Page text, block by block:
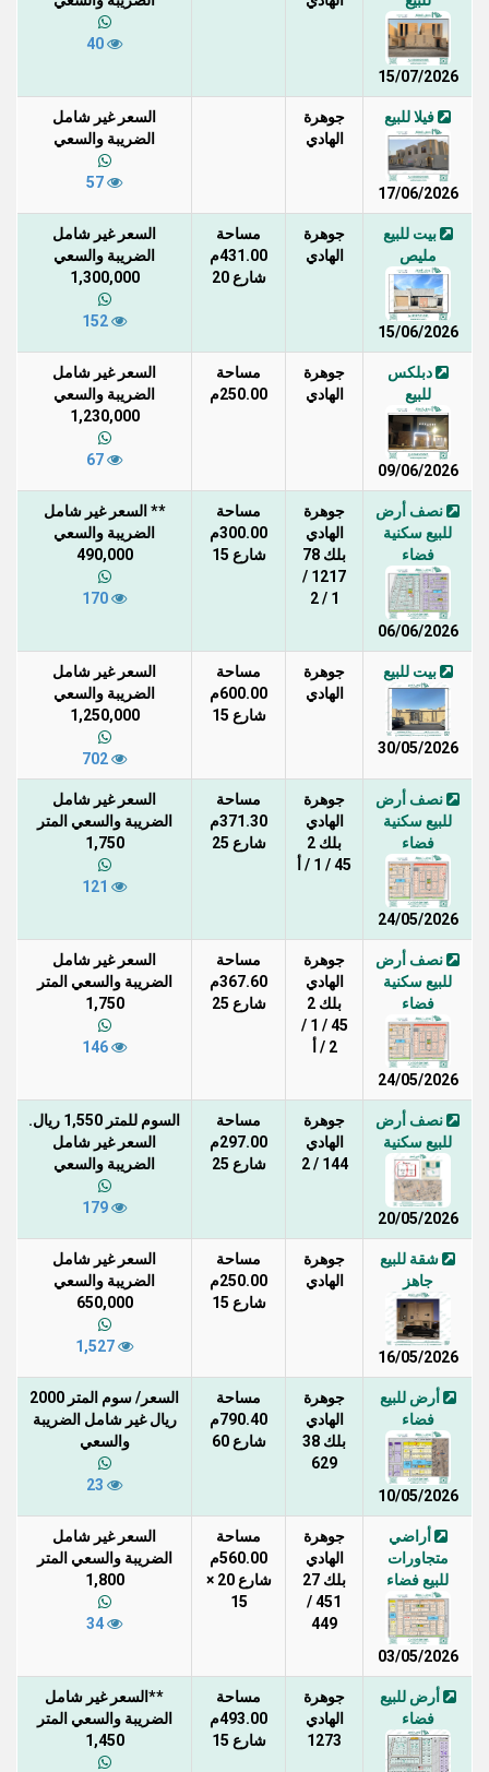
15/07/2026
فيلا للبيع
17/06/2026
جوهرة
الهادي
السعر غير شامل
الضريبة والسعي
بيت للبيع
مليص
15/06/2026
جوهرة
الهادي
مساحة
431.00م
شارع 20
السعر غير شامل
الضريبة والسعي
1,300,000
دبلكس
للبيع
09/06/2026
جوهرة
الهادي
مساحة
250.00م
السعر غير شامل
الضريبة والسعي
1,230,000
نصف أرض
للبيع سكنية
فضاء
06/06/2026
جوهرة
الهادي
بلك 78
1217 /
1 / 2
مساحة
300.00م
شارع 15
** السعر غير شامل
الضريبة والسعي
490,000
بيت للبيع
30/05/2026
جوهرة
الهادي
مساحة
600.00م
شارع 15
السعر غير شامل
الضريبة والسعي
1,250,000
نصف أرض
للبيع سكنية
فضاء
24/05/2026
جوهرة
الهادي
بلك 2
45 / 1 / أ
مساحة
371.30م
شارع 25
السعر غير شامل
الضريبة والسعي المتر
1,750
نصف أرض
للبيع سكنية
فضاء
24/05/2026
جوهرة
الهادي
بلك 2
45 / 1 /
2 / أ
مساحة
367.60م
شارع 25
السعر غير شامل
الضريبة والسعي المتر
1,750
نصف أرض
للبيع سكنية
20/05/2026
جوهرة
الهادي
144 / 2
مساحة
297.00م
شارع 25
السوم للمتر 1,550 ريال.
السعر غير شامل
الضريبة والسعي
شقة للبيع
جاهز
16/05/2026
جوهرة
الهادي
مساحة
250.00م
شارع 15
السعر غير شامل
الضريبة والسعي
650,000
أرض للبيع
فضاء
10/05/2026
جوهرة
الهادي
بلك 38
629
مساحة
790.40م
شارع 60
السعر/ سوم المتر 2000
ريال غير شامل الضريبة
والسعي
أراضي
متجاورات
للبيع فضاء
03/05/2026
جوهرة
الهادي
بلك 27
451 /
449
مساحة
560.00م
شارع 20 ×
15
السعر غير شامل
الضريبة والسعي المتر
1,800
أرض للبيع
فضاء
جوهرة
الهادي
1273
مساحة
493.00م
شارع 15
**السعر غير شامل
الضريبة والسعي المتر
1,450